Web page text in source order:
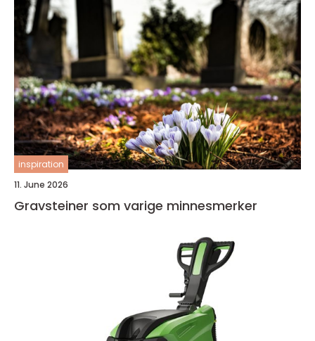
inspiration
11. June 2026
Gravsteiner som varige minnesmerker